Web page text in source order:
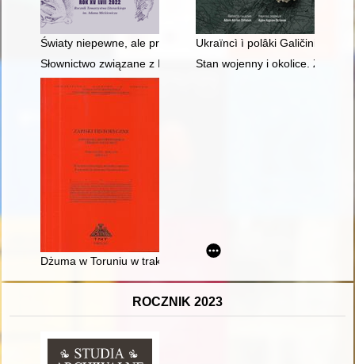
Światy niepewne, ale prawdziweUkraïncì ì polâki Galičini u
Słownictwo związane z Bożym Narodzeniem w mowie
Stan wojenny i okolice. Z. nr 2
Dżuma w Toruniu w trakcie III wojny północnej - recenzja]
ROCZNIK 2023